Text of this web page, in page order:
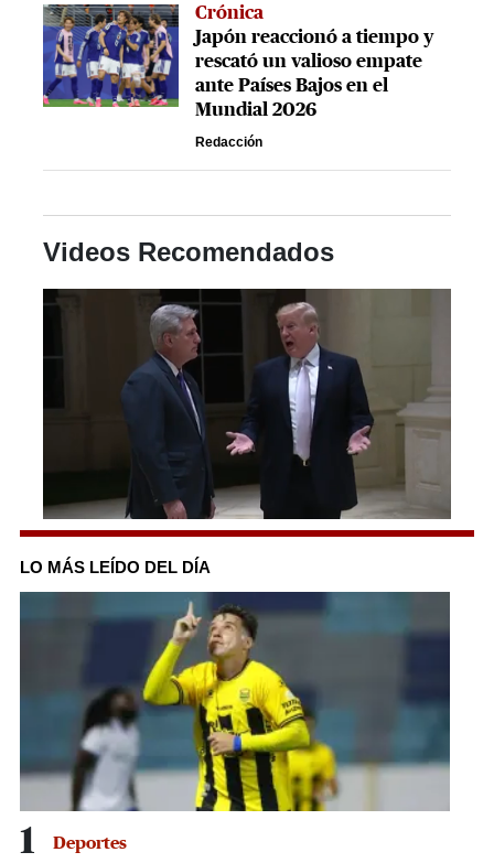
Crónica
Japón reaccionó a tiempo y
rescató un valioso empate
ante Países Bajos en el
Mundial 2026
Redacción
Videos Recomendados
0
of
45
seconds
LO MÁS LEÍDO DEL DÍA
1 Deportes